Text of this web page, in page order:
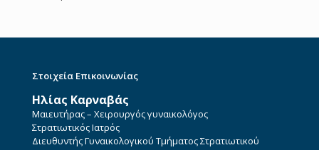
Στοιχεία Επικοινωνίας
Ηλίας Καρναβάς
Μαιευτήρας – Χειρουργός γυναικολόγος
Στρατιωτικός Ιατρός
Διευθυντής Γυναικολογικού Τμήματος Στρατιωτικού